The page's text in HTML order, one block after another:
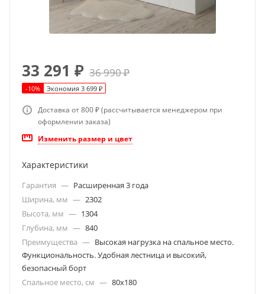
33 291 ₽ 36 990₽
-10% Экономия 3 699 ₽
Доставка от 800 ₽ (рассчитывается менеджером при
оформлении заказа)
Изменить размер и цвет
Характеристики
Гарантия — Расширенная 3 года
Ширина, мм — 2302
Высота, мм — 1304
Глубина, мм — 840
Преимущества — Высокая нагрузка на спальное место.
Функциональность. Удобная лестница и высокий,
безопасный борт
Спальное место, см — 80х180